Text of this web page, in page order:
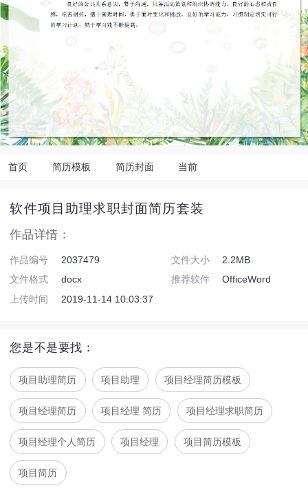
首页 简历模板 简历封面 当前
软件项目助理求职封面简历套装
作品详情：
作品编号 2037479 文件大小
2.2MB
文件格式
docx 推荐软件
OfficeWord
上传时间
2019-11-14 10:03:37
您是不是要找：
项目助理简历 项目助理 项目经理简历模板
项目经理简历 项目经理 简历 项目经理求职简历
项目经理个人简历 项目经理 项目简历模板
项目简历